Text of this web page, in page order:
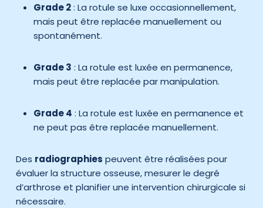
Grade 2: La rotule se luxe occasionnellement,
mais peut être replacée manuellement ou
spontanément.
Grade 3 : La rotule est luxée en permanence,
mais peut être replacée par manipulation.
Grade 4 : La rotule est luxée en permanence et
ne peut pas être replacée manuellement.
Des radiographies peuvent être réalisées pour
évaluer la structure osseuse, mesurer le degré
d’arthrose et planifier une intervention chirurgicale si
nécessaire.